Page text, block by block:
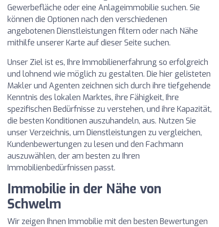
Gewerbefläche oder eine Anlageimmobilie suchen. Sie
können die Optionen nach den verschiedenen
angebotenen Dienstleistungen filtern oder nach Nähe
mithilfe unserer Karte auf dieser Seite suchen.
Unser Ziel ist es, Ihre Immobilienerfahrung so erfolgreich
und lohnend wie möglich zu gestalten. Die hier gelisteten
Makler und Agenten zeichnen sich durch ihre tiefgehende
Kenntnis des lokalen Marktes, ihre Fähigkeit, Ihre
spezifischen Bedürfnisse zu verstehen, und ihre Kapazität,
die besten Konditionen auszuhandeln, aus. Nutzen Sie
unser Verzeichnis, um Dienstleistungen zu vergleichen,
Kundenbewertungen zu lesen und den Fachmann
auszuwählen, der am besten zu Ihren
Immobilienbedürfnissen passt.
Immobilie in der Nähe von
Schwelm
Wir zeigen Ihnen Immobilie mit den besten Bewertungen